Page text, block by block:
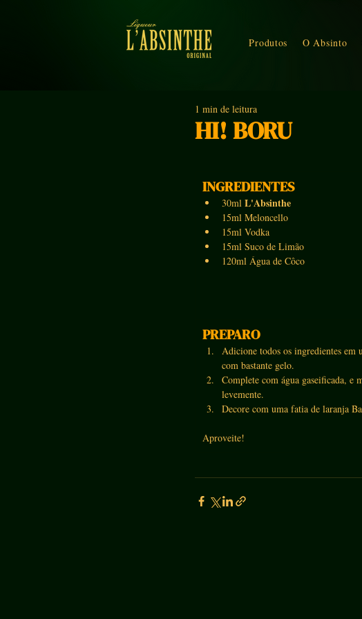
Produtos O Absinto
HI! BORU
1 min de leitura
INGREDIENTES
30ml L'Absinthe
15ml Meloncello
15ml Vodka
15ml Suco de Limão
120ml Água de Côco
PREPARO
Adicione todos os ingredientes em
com bastante gelo.
Complete com água gaseificada, e
levemente.
Decore com uma fatia de laranja
Aproveite!